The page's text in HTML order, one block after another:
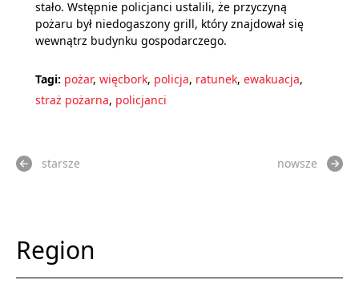
stało. Wstępnie policjanci ustalili, że przyczyną
pożaru był niedogaszony grill, który znajdował się
wewnątrz budynku gospodarczego.
Tagi: pożar, więcbork, policja, ratunek, ewakuacja,
straż pożarna, policjanci
starsze nowsze
Region